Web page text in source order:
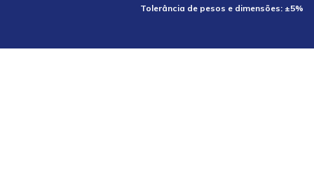
Tolerância de pesos e dimensões: ±5%